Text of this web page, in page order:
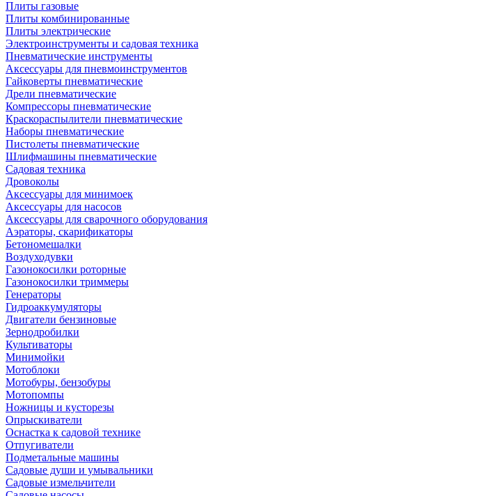
Плиты газовые
Плиты комбинированные
Плиты электрические
Электроинструменты и садовая техника
Пневматические инструменты
Аксессуары для пневмоинструментов
Гайковерты пневматические
Дрели пневматические
Компрессоры пневматические
Краскораспылители пневматические
Наборы пневматические
Пистолеты пневматические
Шлифмашины пневматические
Садовая техника
Дровоколы
Аксессуары для минимоек
Аксессуары для насосов
Аксессуары для сварочного оборудования
Аэраторы, скарификаторы
Бетономешалки
Воздуходувки
Газонокосилки роторные
Газонокосилки триммеры
Генераторы
Гидроаккумуляторы
Двигатели бензиновые
Зернодробилки
Культиваторы
Минимойки
Мотоблоки
Мотобуры, бензобуры
Мотопомпы
Ножницы и кусторезы
Опрыскиватели
Оснастка к садовой технике
Отпугиватели
Подметальные машины
Садовые души и умывальники
Садовые измельчители